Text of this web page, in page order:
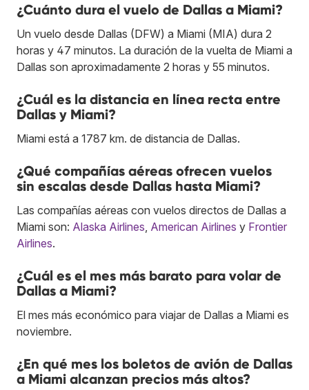
¿Cuánto dura el vuelo de Dallas a Miami?
Un vuelo desde Dallas (DFW) a Miami (MIA) dura 2
horas y 47 minutos. La duración de la vuelta de Miami a
Dallas son aproximadamente 2 horas y 55 minutos.
¿Cuál es la distancia en línea recta entre
Dallas y Miami?
Miami está a 1787 km. de distancia de Dallas.
¿Qué compañías aéreas ofrecen vuelos
sin escalas desde Dallas hasta Miami?
Las compañías aéreas con vuelos directos de Dallas a
Miami son: Alaska Airlines American Airlines y Frontier
Airlines.
¿Cuál es el mes más barato para volar de
Dallas a Miami?
El mes más económico para viajar de Dallas a Miami es
noviembre.
¿En qué mes los boletos de avión de Dallas
a Miami alcanzan precios más altos?